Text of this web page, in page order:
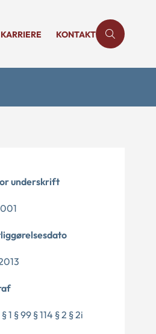
KONTAKT
underskrift
§ 1 § 99 § 114 § 2 § 2i